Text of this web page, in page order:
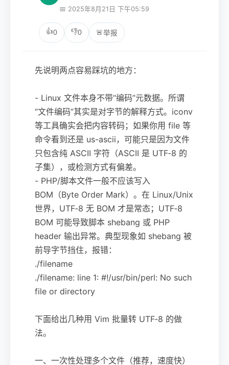
📅 2025年8月21日 下午05:59
👍0 👎0 🚨举报
先说明两点容易踩坑的地方：
- Linux 文件本身不带“编码”元数据。所谓
“文件编码”其实是对字节的解释方式。iconv
等工具确实会把内容转码；如果你用 file 等
命令看到还是 us-ascii，可能只是因为文件
只包含纯 ASCII 字符（ASCII 是 UTF‑8 的
子集），或检测方式有偏差。
- PHP/脚本文件一般不应该写入
BOM（Byte Order Mark）。在 Linux/Unix
世界，UTF‑8 无 BOM 才是常态；UTF‑8
BOM 可能导致脚本 shebang 或 PHP
header 输出异常。典型现象如 shebang 被
前导字节挡住，报错：
./filename
./filename: line 1: #!/usr/bin/perl: No such
file or directory
下面给出几种用 Vim 批量转 UTF‑8 的做
法。
一、一次性处理多个文件（推荐，速度快）